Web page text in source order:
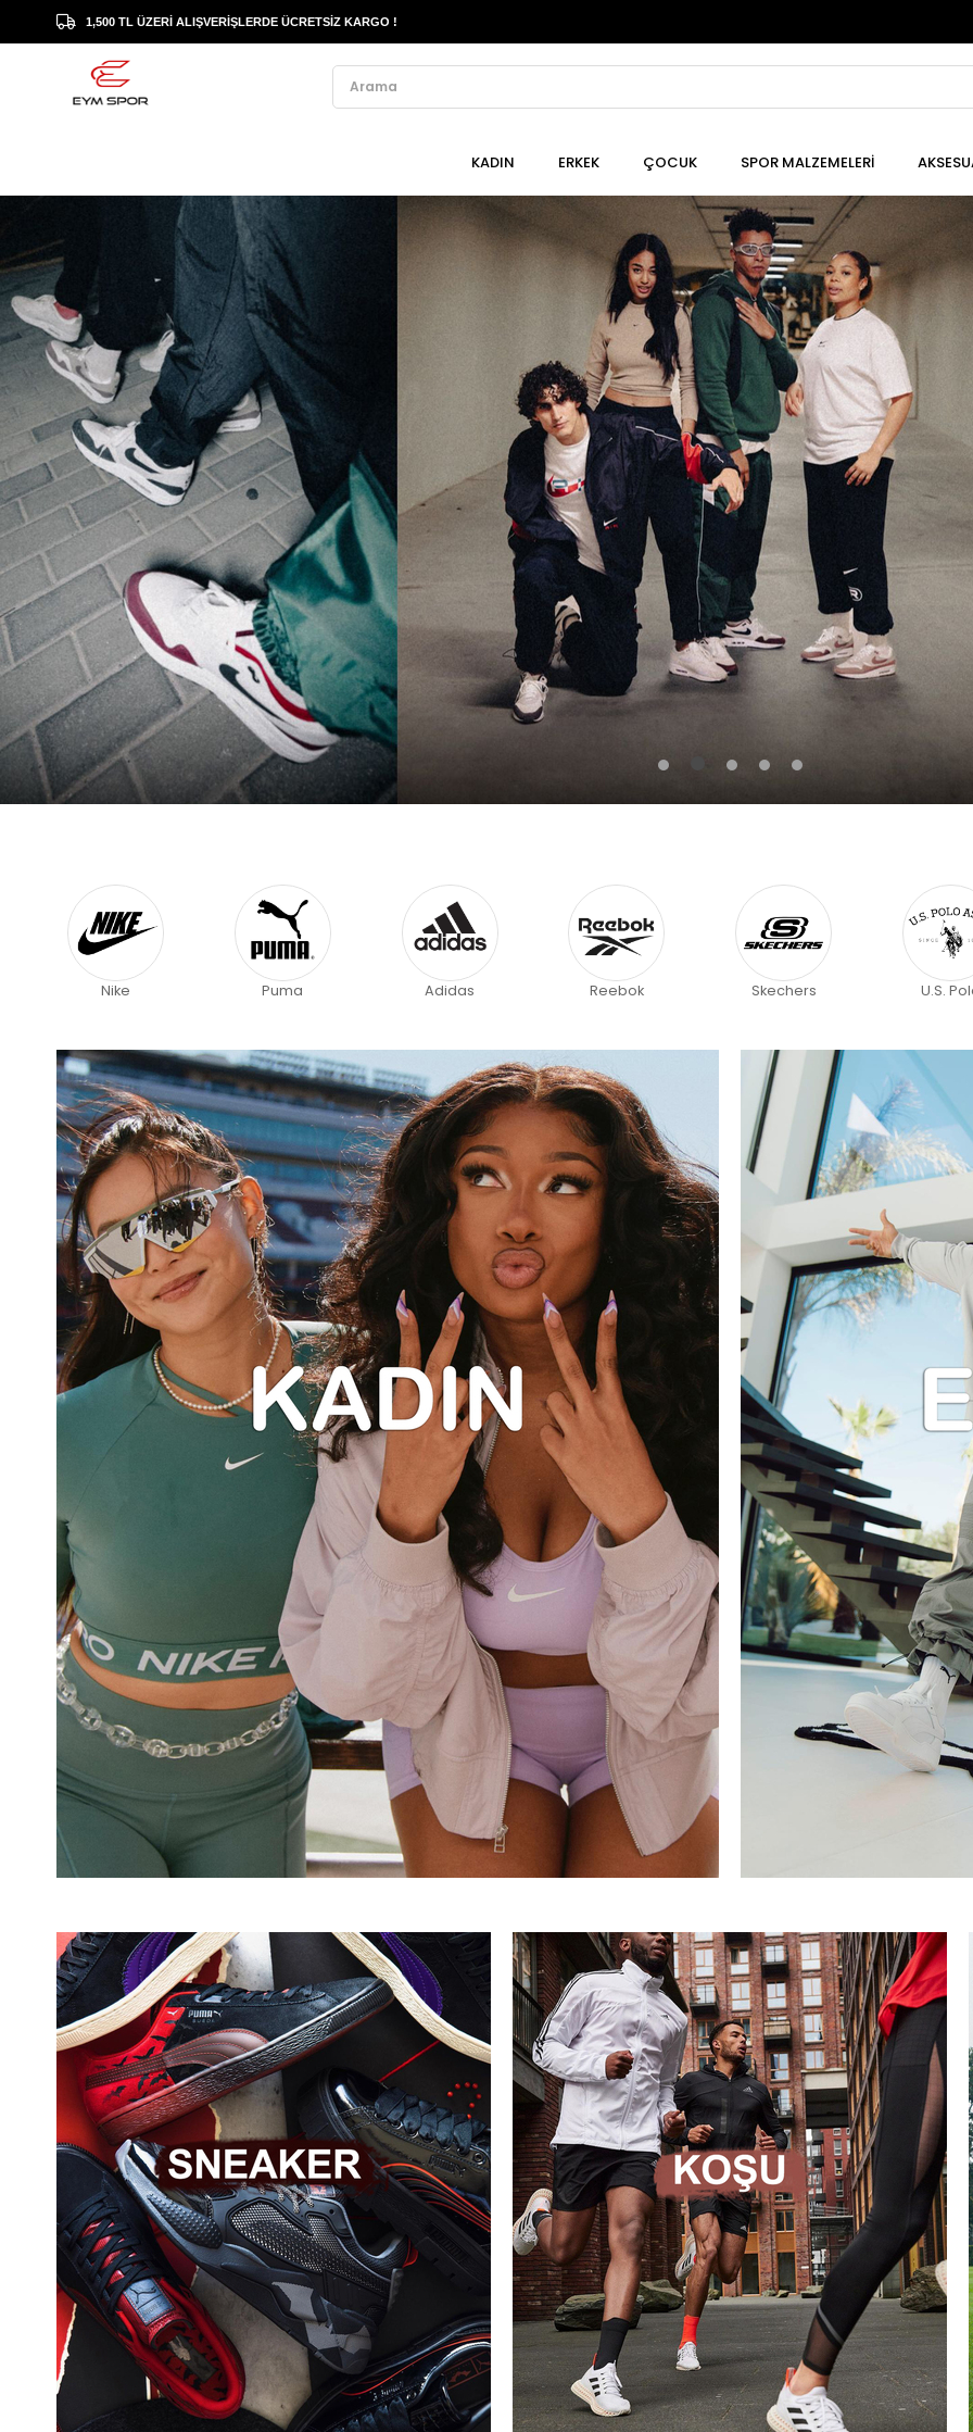
1,500 TL ÜZERİ ALIŞVERİŞLERDE ÜCRETSİZ KARGO !
KADIN ERKEK ÇOCUK SPOR MALZEMELERİ
Puma Adidas Reebok Skechers U.S. Polo